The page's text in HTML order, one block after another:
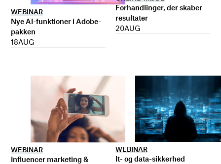
WEBINAR
Nye AI-funktioner i Adobe-
pakken
18AUG
Forhandlinger, der skaber
resultater
20AUG
WEBINAR
Influencer marketing &
WEBINAR
It- og data-sikkerhed